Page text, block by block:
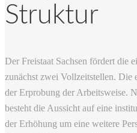
Struktur
Der Freistaat Sachsen fördert die
zunächst zwei Vollzeitstellen. Die
der Erprobung der Arbeitsweise.
besteht die Aussicht auf eine
der Erhöhung um eine weitere